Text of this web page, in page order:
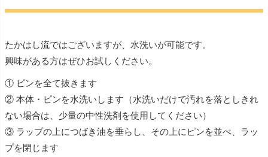
たかはし流ではございますが、水洗いが可能です。
興味がある方はぜひお試しください。
① ピンを全て抜きます
② 本体・ピンを水洗いします（水洗いだけで汚れを落としきれ
ない場合は、少量の中性洗剤を使用してください）
③ ラップの上につばき油を垂らし、その上にピンを並べ、ラッ
プを閉じます